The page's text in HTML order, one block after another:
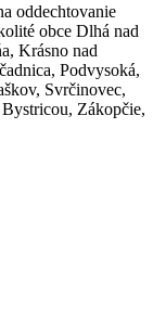
oddechtovanie
obce Dlhá nad
Krásno nad
Podvysoká,
Svrčinovec,
Zákopčie,